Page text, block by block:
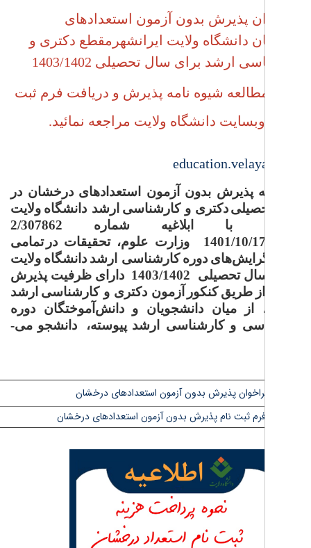
پذیرش بدون آزمون استعدادهای
دانشگاه ولایت ایرانشهر مقطع دکتری و
ارشد برای سال تحصیلی 1403/1402
شیوه نامه پذیرش و دریافت فرم ثبت
دانشگاه ولایت مراجعه نمائید.
پذیرش بدون آزمون استعدادهای درخشان
در
دکتری و کارشناسی ارشد دانشگاه ولایت
ابلاغیه شماره
2/307862
وزارت
علوم، تحقیقات درتمامی
دورهکارشناسی ارشددانشگاه ولایت
تحصیلی 1403/1402 دارای ظرفیت پذیرش
کنکورآزمون دکتری و کارشناسی ارشد
میان دانشجویان و دانش‌آموختگان دوره
و کارشناسی ارشد پیوسته، دانشجو می­
پذیرش بدون آزمون استعدادهای درخشان
ثبت نام پذیرش بدون آزمون استعدادهای درخشان